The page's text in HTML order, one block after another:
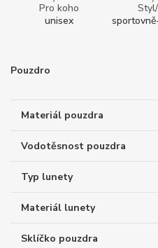
Pro koho
unisex
Pouzdro
Materiál pouzdra
Vodotěsnost pouzdra
Typ lunety
Materiál lunety
Sklíčko pouzdra